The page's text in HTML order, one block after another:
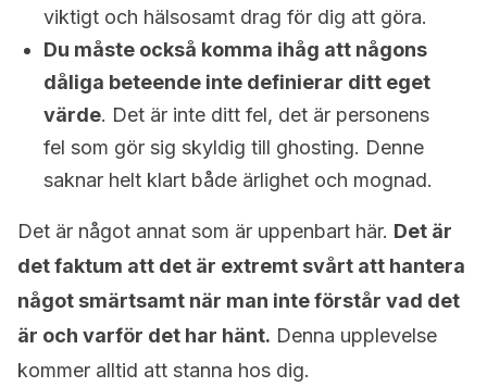
viktigt och hälsosamt drag för dig att göra.
Du måste också komma ihåg att någons
dåliga beteende inte definierar ditt eget
värde. Det är inte ditt fel, det är personens
fel som gör sig skyldig till ghosting. Denne
saknar helt klart både ärlighet och mognad.
Det är något annat som är uppenbart här. Det är
det faktum att det är extremt svårt att hantera
något smärtsamt när man inte förstår vad det
är och varför det har hänt. Denna upplevelse
kommer alltid att stanna hos dig.